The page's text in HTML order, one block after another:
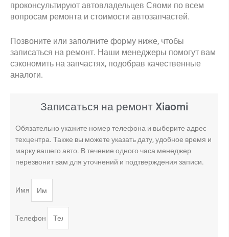
проконсультируют автовладельцев Сяоми по всем
вопросам ремонта и стоимости автозапчастей.
Позвоните или заполните форму ниже, чтобы
записаться на ремонт. Наши менеджеры помогут вам
сэкономить на запчастях, подобрав качественные
аналоги.
Записаться на ремонт Xiaomi
Обязательно укажите номер телефона и выберите адрес
техцентра. Также вы можете указать дату, удобное время и
марку вашего авто. В течение одного часа менеджер
перезвонит вам для уточнений и подтверждения записи.
Имя
Телефон